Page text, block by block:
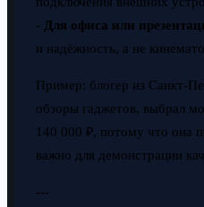
- Для офиса или
и надёжность, а не
Пример: блогер из Санкт-
обзоры гаджетов, выбрал
140 000 ₽, потому что она
важно для демонстрации
---